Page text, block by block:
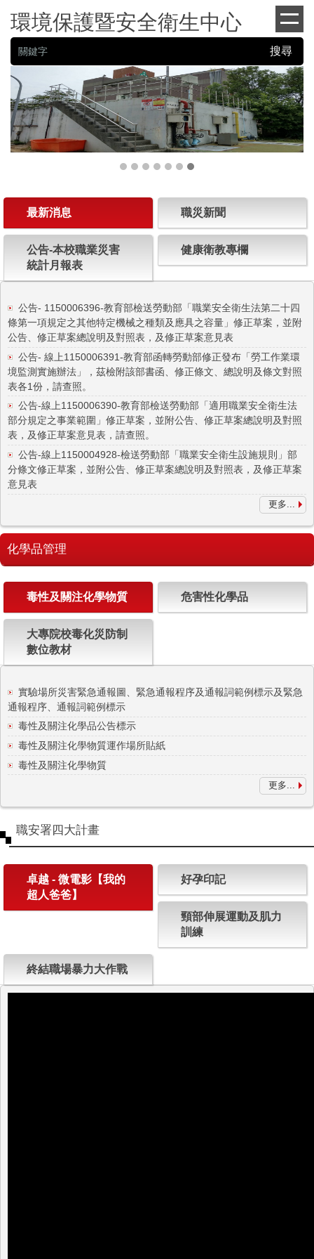
到
主
內
容
區
環境保護暨安全衛生中心
搜尋
最新消息 職災新聞
公告-本校職業災害
統計月報表
健康衛教專欄
公告- 1150006396-教育部檢送勞動部「職業安全衛生法第二十四
條第一項規定之其他特定機械之種類及應具之容量」修正草案，並附
公告、修正草案總說明及對照表，及修正草案意見表
公告- 線上1150006391-教育部函轉勞動部修正發布「勞工作業環
境監測實施辦法」，茲檢附該部書函、修正條文、總說明及條文對照
表各1份，請查照。
公告-線上1150006390-教育部檢送勞動部「適用職業安全衛生法
部分規定之事業範圍」修正草案，並附公告、修正草案總說明及對照
表，及修正草案意見表，請查照。
公告-線上1150004928-檢送勞動部「職業安全衛生設施規則」部
分條文修正草案，並附公告、修正草案總說明及對照表，及修正草案
意見表
更多...
化學品管理
毒性及關注化學物質 危害性化學品
大專院校毒化災防制
數位教材
實驗場所災害緊急通報圖、緊急通報程序及通報詞範例標示及緊急
通報程序、通報詞範例標示
毒性及關注化學品公告標示
毒性及關注化學物質運作場所貼紙
毒性及關注化學物質
更多...
職安署四大計畫
卓越 - 微電影【我的
超人爸爸】
好孕印記
頸部伸展運動及肌力
訓練
終結職場暴力大作戰